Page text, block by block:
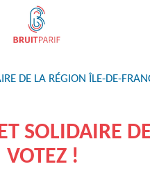
DE LA RÉGION ÎLE-DE-
SOLIDAIRE
VOTEZ !